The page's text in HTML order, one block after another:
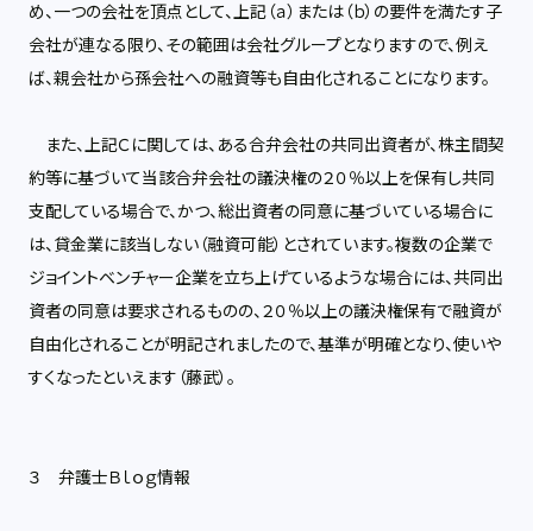
め、一つの会社を頂点として、上記（ａ）または（ｂ）の要件を満たす子
会社が連なる限り、その範囲は会社グループとなりますので、例え
ば、親会社から孫会社への融資等も自由化されることになります。
また、上記Ｃに関しては、ある合弁会社の共同出資者が、株主間契
約等に基づいて当該合弁会社の議決権の２０％以上を保有し共同
支配している場合で、かつ、総出資者の同意に基づいている場合に
は、貸金業に該当しない（融資可能）とされています。複数の企業で
ジョイントベンチャー企業を立ち上げているような場合には、共同出
資者の同意は要求されるものの、２０％以上の議決権保有で融資が
自由化されることが明記されましたので、基準が明確となり、使いや
すくなったといえます（藤武）。
３ 弁護士Ｂｌｏｇ情報